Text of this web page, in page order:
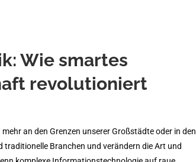
Wie smartes
revolutioniert
an den Grenzen unserer Großstädte oder in den
traditionelle Branchen und verändern die Art und